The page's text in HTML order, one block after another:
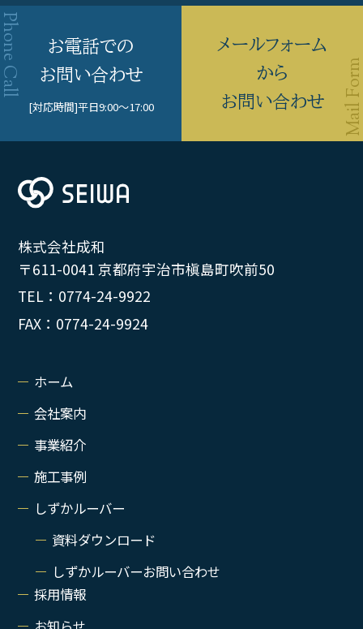
お電話での
お問い合わせ
[対応時間]平日9:00〜17:00
メールフォーム
から
お問い合わせ
株式会社成和
〒611-0041 京都府宇治市槇島町吹前50
TEL：0774-24-9922
FAX：0774-24-9924
ホーム
会社案内
事業紹介
施工事例
しずかルーバー
資料ダウンロード
しずかルーバーお問い合わせ
採用情報